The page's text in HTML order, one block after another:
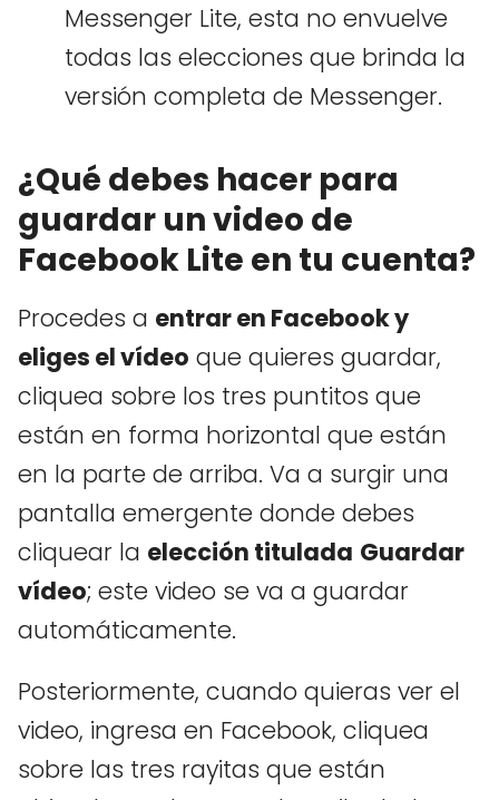
Messenger Lite, esta no envuelve
todas las elecciones que brinda la
versión completa de Messenger.
¿Qué debes hacer para
guardar un video de
Facebook Lite en tu cuenta?
Procedes a entrar en Facebook y
eliges el vídeo que quieres guardar,
cliquea sobre los tres puntitos que
están en forma horizontal que están
en la parte de arriba. Va a surgir una
pantalla emergente donde debes
cliquear la elección titulada Guardar
vídeo; este video se va a guardar
automáticamente.
Posteriormente, cuando quieras ver el
video, ingresa en Facebook, cliquea
sobre las tres rayitas que están